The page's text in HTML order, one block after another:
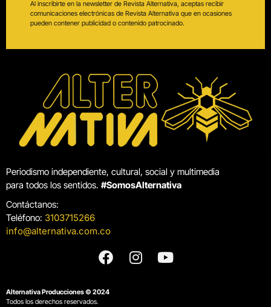
Al inscribirte en la newsletter de Revista Alternativa, aceptas recibir
comunicaciones electrónicas de Revista Alternativa que en ocasiones
pueden contener publicidad o contenido patrocinado.
Periodismo independiente, cultural, social y multimedia
para todos los sentidos. #SomosAlternativa
Contáctanos:
Teléfono: 3103715266
info@alternativa.com.co
Alternativa Producciones © 2024
Todos los derechos reservados.